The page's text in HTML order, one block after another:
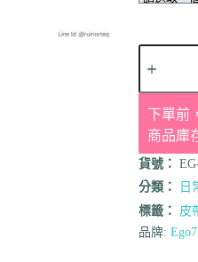
下單前
商品庫
貨號：
分類：
日
標籤：
皮
品牌: Ego7